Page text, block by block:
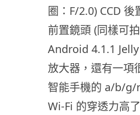
圈：F/2.0) CCD
前置鏡頭 (同樣可
Android 4.1.1
放大器，還有一項
智能手機的 a/b/g/
Wi-Fi 的穿透力高